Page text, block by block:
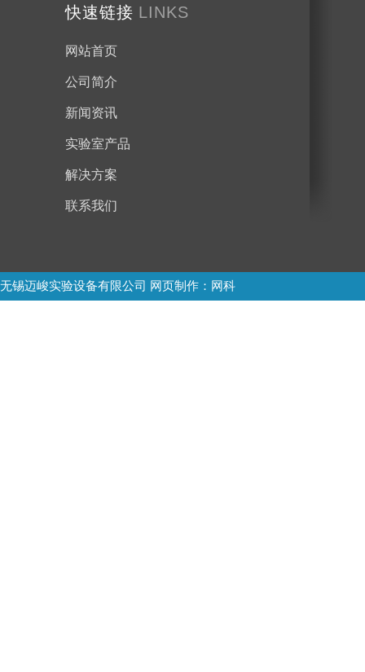
快速链接 LINKS
网站首页
公司简介
新闻资讯
实验室产品
解决方案
联系我们
无锡迈峻实验设备有限公司 网页制作 ：网科